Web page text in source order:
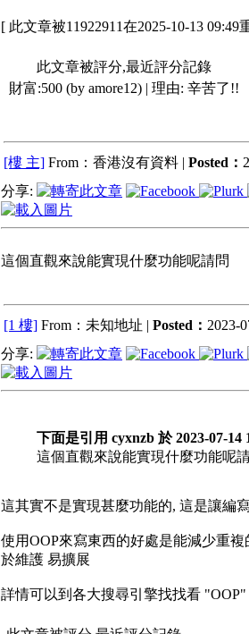
[ 此文章被11922911在2025-10-13 09:49
此文章被評分,最近評分記錄
財富:500 (by amore12) | 理由: 辛苦了!!
[樓 主] From：香港沒有資料 | Posted：
分享:
這個直觀來說能實現什麼功能呢請問
[1 樓] From：未知地址 | Posted： 2023-
分享:
下面是引用 cyxnzb 於 2023-07-14
這個直觀來說能實現什麼功能呢
這其實不是實現甚麼功能的, 這是讓編
使用OOP來寫東西的好處是能減少重
於維護 易擴展
詳情可以到各大搜尋引擎找找看